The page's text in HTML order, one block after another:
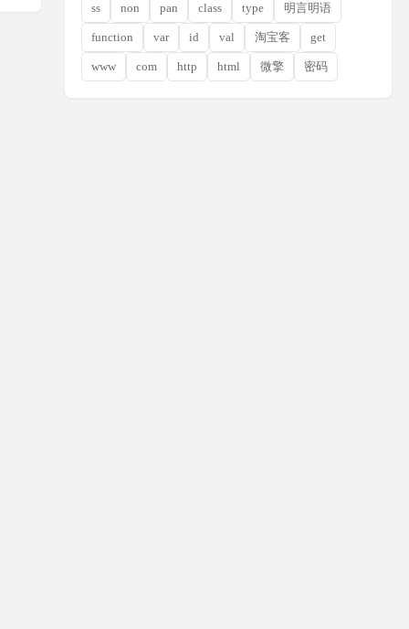
ss non pan class type 明言明语
function var id val 淘宝客 get
www com http html 微擎 密码